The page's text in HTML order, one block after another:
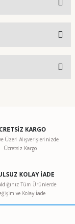
KARGO
Üzeri Alışverişlerinizde
Ücretsiz Kargo
KOLAY İADE
Tüm Ürünlerde
ve Kolay İade